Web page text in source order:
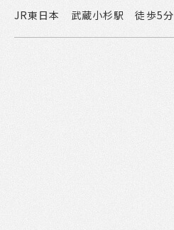
JR東日本 武蔵小杉駅 徒歩5分